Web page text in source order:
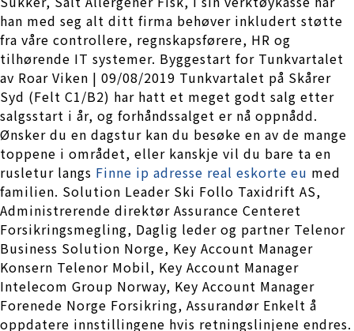
han med seg alt ditt firma behøver inkludert støtte
fra våre controllere, regnskapsførere, HR og
tilhørende IT systemer. Byggestart for Tunkvartalet
av Roar Viken | 09/08/2019 Tunkvartalet på Skårer
Syd (Felt C1/B2) har hatt et meget godt salg etter
salgsstart i år, og forhåndssalget er nå oppnådd.
Ønsker du en dagstur kan du besøke en av de mange
toppene i området, eller kanskje vil du bare ta en
rusletur langs Finne ip adresse real eskorte eu med
familien. Solution Leader Ski Follo Taxidrift AS,
Administrerende direktør Assurance Centeret
Forsikringsmegling, Daglig leder og partner Telenor
Business Solution Norge, Key Account Manager
Konsern Telenor Mobil, Key Account Manager
Intelecom Group Norway, Key Account Manager
Forenede Norge Forsikring, Assurandør Enkelt å
oppdatere innstillingene hvis retningslinjene endres.